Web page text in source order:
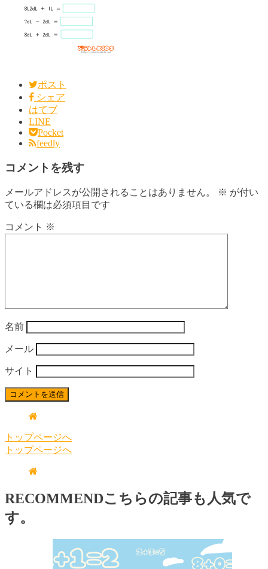
ポスト
シェア
はてブ
LINE
Pocket
feedly
コメントを残す
メールアドレスが公開されることはありません。 ※ が付い
ている欄は必須項目です
コメント ※
名前
メール
サイト
トップページへ
トップページへ
RECOMMENDこちらの記事も人気で
す。